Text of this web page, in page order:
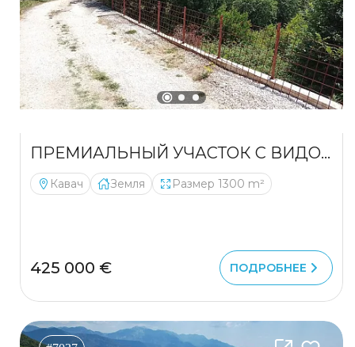
ПРЕМИАЛЬНЫЙ УЧАСТОК С ВИДОМ НА МОРЕ В КАВАЧЕ
Кавач Земля Размер 1300 m²
425 000 € ПОДРОБНЕЕ